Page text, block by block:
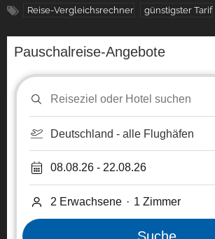
Reise-Vergleichsrechner günstigster Tarif